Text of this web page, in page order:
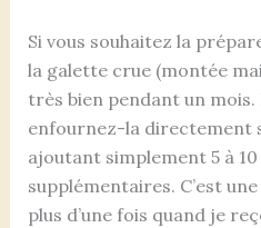
Si vous souhaitez la
la galette crue (montée
très bien pendant un mois.
enfournez-la directement
ajoutant simplement 5 à
supplémentaires. C’est
plus d’une fois quand je